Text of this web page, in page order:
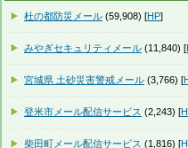
杜の都防災メール (59,908) [HP]
みやぎセキュリティメール (11,840) [
宮城県 土砂災害警戒メール (3,766) [
登米市メール配信サービス (2,243) [
柴田町メール配信サービス (1,816) [